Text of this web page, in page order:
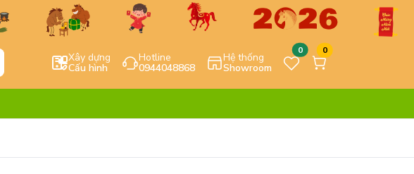
Xây dựng
Cấu hình
Hotline
0944048868
Hệ thống
Showroom
0 0